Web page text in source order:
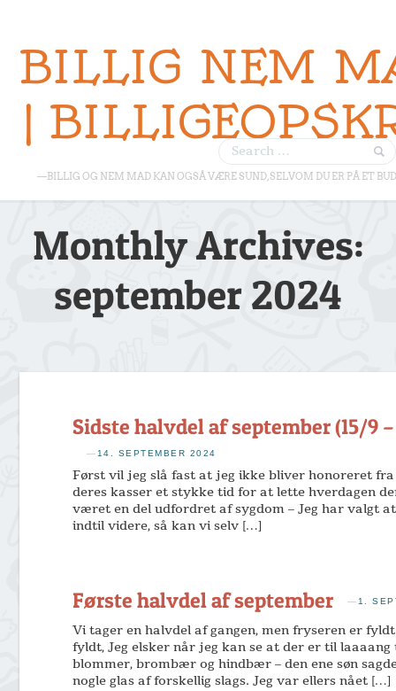
BILLIG NEM
|
—BILLIG OG NEM MAD KAN OGSÅ VÆRE SUND, SELVOM DU ER PÅ ET
Monthly Archives:
september 2024
Sidste halvdel af september (15/9
— 14. SEPTEMBER 2024
Først vil jeg slå fast at jeg ikke bliver honoreret fra
deres kasser et stykke tid for at lette hverdagen
været en del udfordret af sygdom – Jeg har valgt
indtil videre, så kan vi selv […]
Første halvdel af september — 1.
Vi tager en halvdel af gangen, men fryseren er
fyldt, Jeg elsker når jeg kan se at der er til
blommer, brombær og hindbær – den ene søn
nogle glas af forskellig slags. Jeg var ellers nået […]